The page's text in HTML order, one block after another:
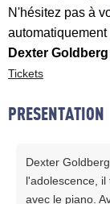
N'hésitez pas à
Dexter Goldberg
Tickets
PRESENTATION
Dexter
l'adolescence,
avec le piano.